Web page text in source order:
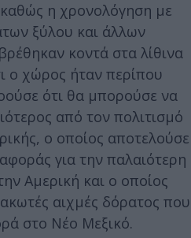
η χρονολόγηση με
ξύλου και άλλων
κοντά στα λίθινα
ο χώρος ήταν περίπου
ότι θα μπορούσε να
από τον πολιτισμό
ο οποίος αποτελούσε
για την παλαιότερη
Αμερική και ο οποίος
αιχμές δόρατος που
στο Νέο Μεξικό.